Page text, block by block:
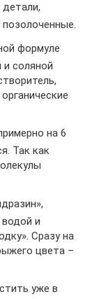
формуле
и соляной
на 6
Так как
и
Сразу на
цвета –
уже в